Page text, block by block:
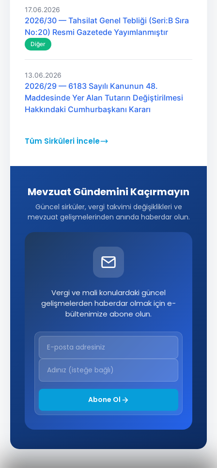
17.06.2026
2026/30 — Tahsilat Genel Tebliği (Seri:B Sıra
No:20) Resmi Gazetede Yayımlanmıştır
Diğer
13.06.2026
2026/29 — 6183 Sayılı Kanunun 48.
Maddesinde Yer Alan Tutarın Değiştirilmesi
Hakkındaki Cumhurbaşkanı Kararı
Tüm Sirküleri İncele
Mevzuat Gündemini Kaçırmayın
Güncel sirküler, vergi takvimi değişiklikleri ve
mevzuat gelişmelerinden anında haberdar olun.
Vergi ve mali konulardaki güncel
gelişmelerden haberdar olmak için e-
bültenimize abone olun.
Abone Ol